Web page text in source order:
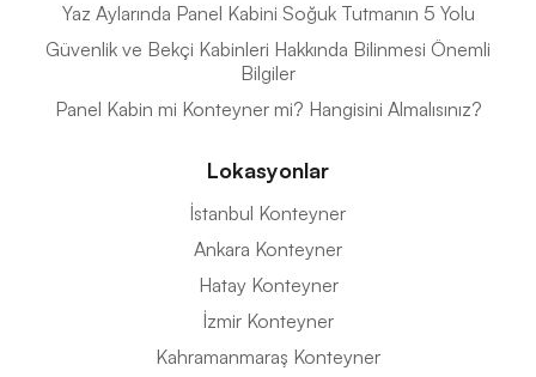
Yaz Aylarında Panel Kabini Soğuk Tutmanın 5 Yolu
Güvenlik ve Bekçi Kabinleri Hakkında Bilinmesi Önemli
Bilgiler
Panel Kabin mi Konteyner mi? Hangisini Almalısınız?
Lokasyonlar
İstanbul Konteyner
Ankara Konteyner
Hatay Konteyner
İzmir Konteyner
Kahramanmaraş Konteyner